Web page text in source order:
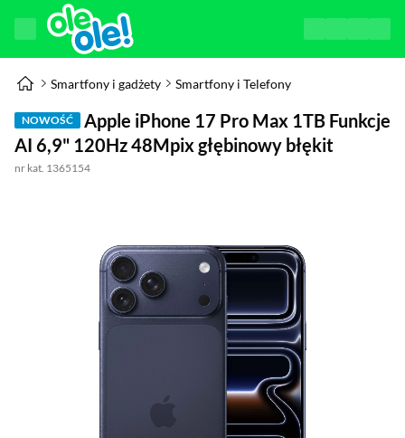
Smartfony i gadżety Smartfony i Telefony
NOWOŚĆ
Apple iPhone 17 Pro Max 1TB Funkcje
AI 6,9" 120Hz 48Mpix głębinowy błękit
nr kat. 1365154